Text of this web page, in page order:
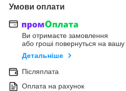
Умови оплати
Ви отримаєте замовлення
або гроші повернуться на вашу
Детальніше
Післяплата
Оплата на рахунок